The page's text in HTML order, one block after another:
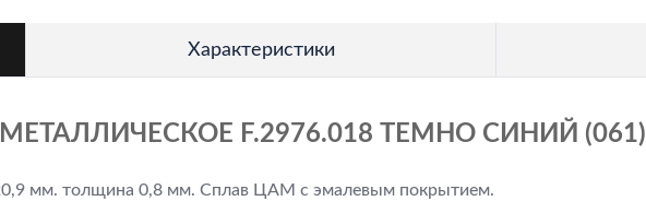
Характеристики
F.2976.018 ТЕМНО СИНИЙ (061)
мм. толщина 0,8 мм. Сплав ЦАМ с эмалевым покрытием.